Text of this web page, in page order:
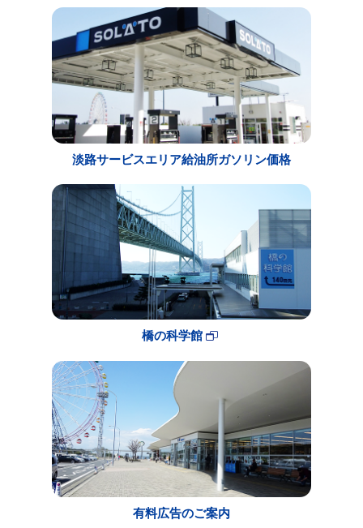
淡路サービスエリア給油所ガソリン価格
橋の科学館
有料広告のご案内